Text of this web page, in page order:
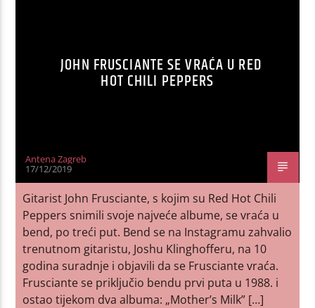
JOHN FRUSCIANTE SE VRAĆA U RED
HOT CHILI PEPPERS
Antena Zagreb
17/12/2019
Gitarist John Frusciante, s kojim su Red Hot Chili
Peppers snimili svoje najveće albume, se vraća u
bend, po treći put. Bend se na Instagramu zahvalio
trenutnom gitaristu, Joshu Klinghofferu, na 10
godina suradnje i objavili da se Frusciante vraća.
Frusciante se priključio bendu prvi puta u 1988. i
ostao tijekom dva albuma: „Mother’s Milk” […]